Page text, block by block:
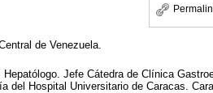
de Venezuela.
Jefe Cátedra de Clínica
del Hospital Universitario de Caracas.